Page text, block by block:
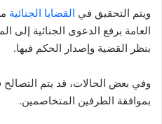
ويتم التحقيق في القضايا الجنائية
العامة برفع الدعوى الجنائية إلى
بنظر القضية وإصدار الحكم فيها.
وفي بعض الحالات، قد يتم التصالح
بموافقة الطرفين المتخاصمين.